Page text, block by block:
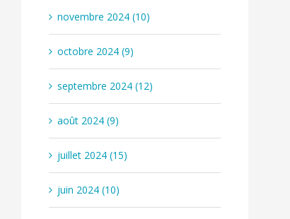
novembre 2024 (10)
octobre 2024 (9)
septembre 2024 (12)
août 2024 (9)
juillet 2024 (15)
juin 2024 (10)